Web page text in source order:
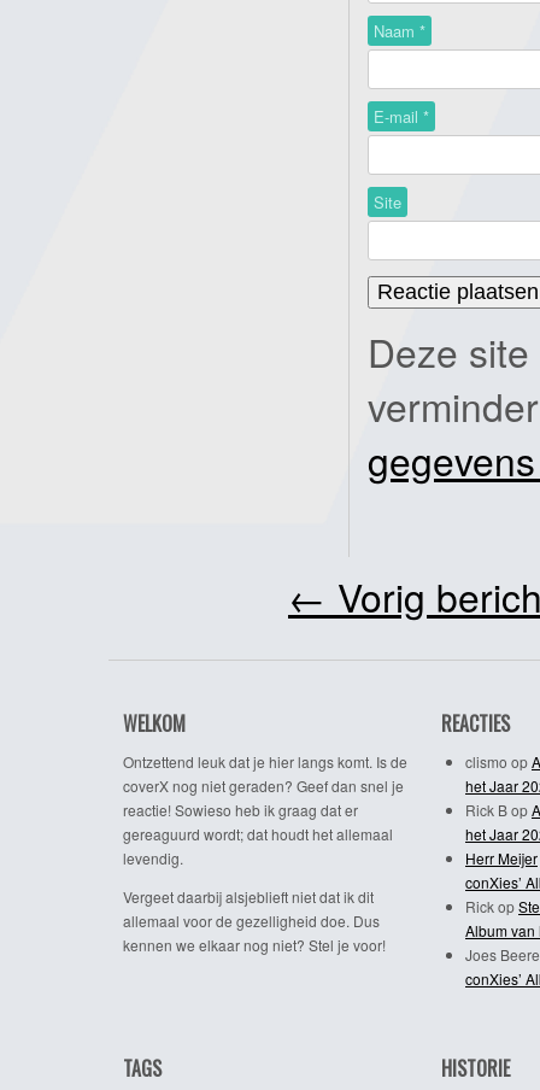
Naam *
E-mail *
Site
Deze
← Vorig
WELKOM
Ontzettend leuk dat je hier langs komt. Is de
coverX nog niet geraden? Geef dan snel je
reactie! Sowieso heb ik graag dat er
gereaguurd wordt; dat houdt het allemaal
levendig.
Vergeet daarbij alsjeblieft niet dat ik dit
allemaal voor de gezelligheid doe. Dus
kennen we elkaar nog niet? Stel je voor!
REACTIES
clismo op
het Jaar
Rick Bop
het Jaar
Herr Meijer
conXies’
Rickop
Album van
Joes
conXies’
TAGS HISTORIE